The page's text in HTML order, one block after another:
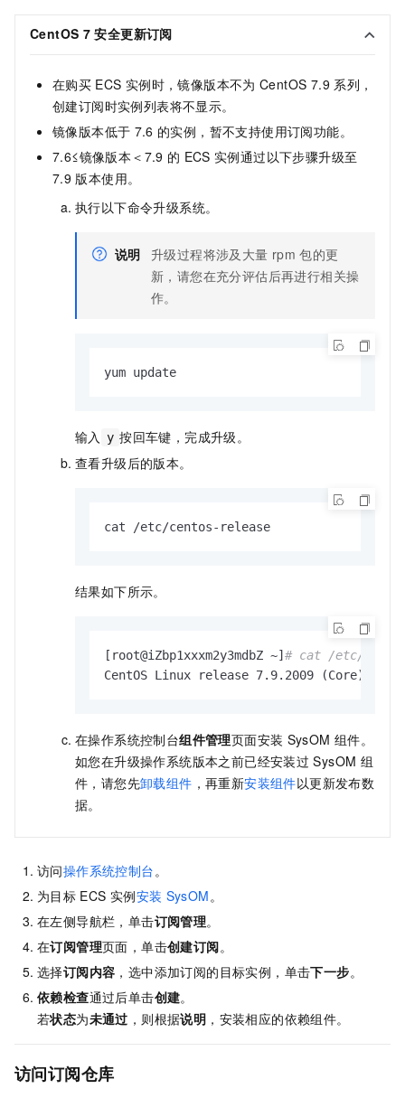
CentOS 7 安全更新订阅
在购买 ECS 实例时，镜像版本不为 CentOS 7.9 系列，
创建订阅时实例列表将不显示。
镜像版本低于 7.6 的实例，暂不支持使用订阅功能。
7.6≤镜像版本＜7.9 的 ECS 实例通过以下步骤升级至
7.9 版本使用。
执行以下命令升级系统。
说明 升级过程将涉及大量 rpm 包的更
新，请您在充分评估后再进行相关操
作。
yum update
输入 y 按回车键，完成升级。
查看升级后的版本。
cat /etc/centos-release
结果如下所示。
[root@iZbp1xxxm2y3mdbZ ~] # cat /etc/
CentOS Linux release 7.9.2009 (Core)
在操作系统控制台组件管理页面安装 SysOM 组件。
如您在升级操作系统版本之前已经安装过 SysOM 组
件，请您先卸载组件 ，再重新安装组件以更新发布数
据。
访问操作系统控制台 。
为目标 ECS 实例安装 SysOM 。
在左侧导航栏，单击订阅管理。
在订阅管理页面，单击创建订阅。
选择订阅内容 ，选中添加订阅的目标实例，单击下一步。
依赖检查通过后单击创建。
若状态为未通过 ，则根据说明 ，安装相应的依赖组件。
访问订阅仓库